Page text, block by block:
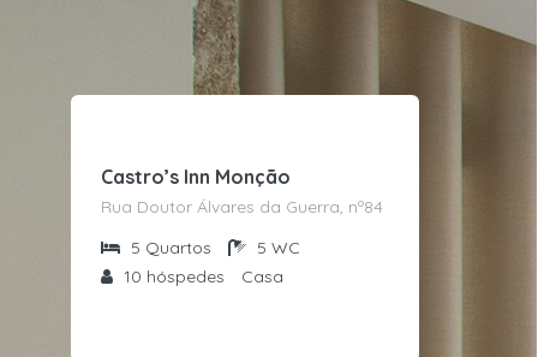
Castro’s Inn Monção
Rua Doutor Álvares da Guerra, nº84
5 Quartos 5 WC
10 hóspedes Casa